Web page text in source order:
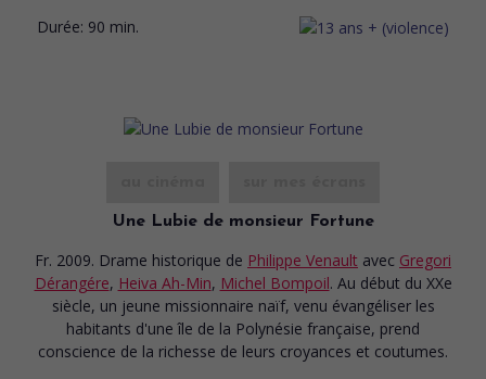
Durée: 90 min.
Une Lubie de monsieur Fortune
Fr. 2009. Drame historique de Philippe Venault avec Gregori
Dérangére, Heiva Ah-Min, Michel Bompoil. Au début du XXe
siècle, un jeune missionnaire naïf, venu évangéliser les
habitants d'une île de la Polynésie française, prend
conscience de la richesse de leurs croyances et coutumes.